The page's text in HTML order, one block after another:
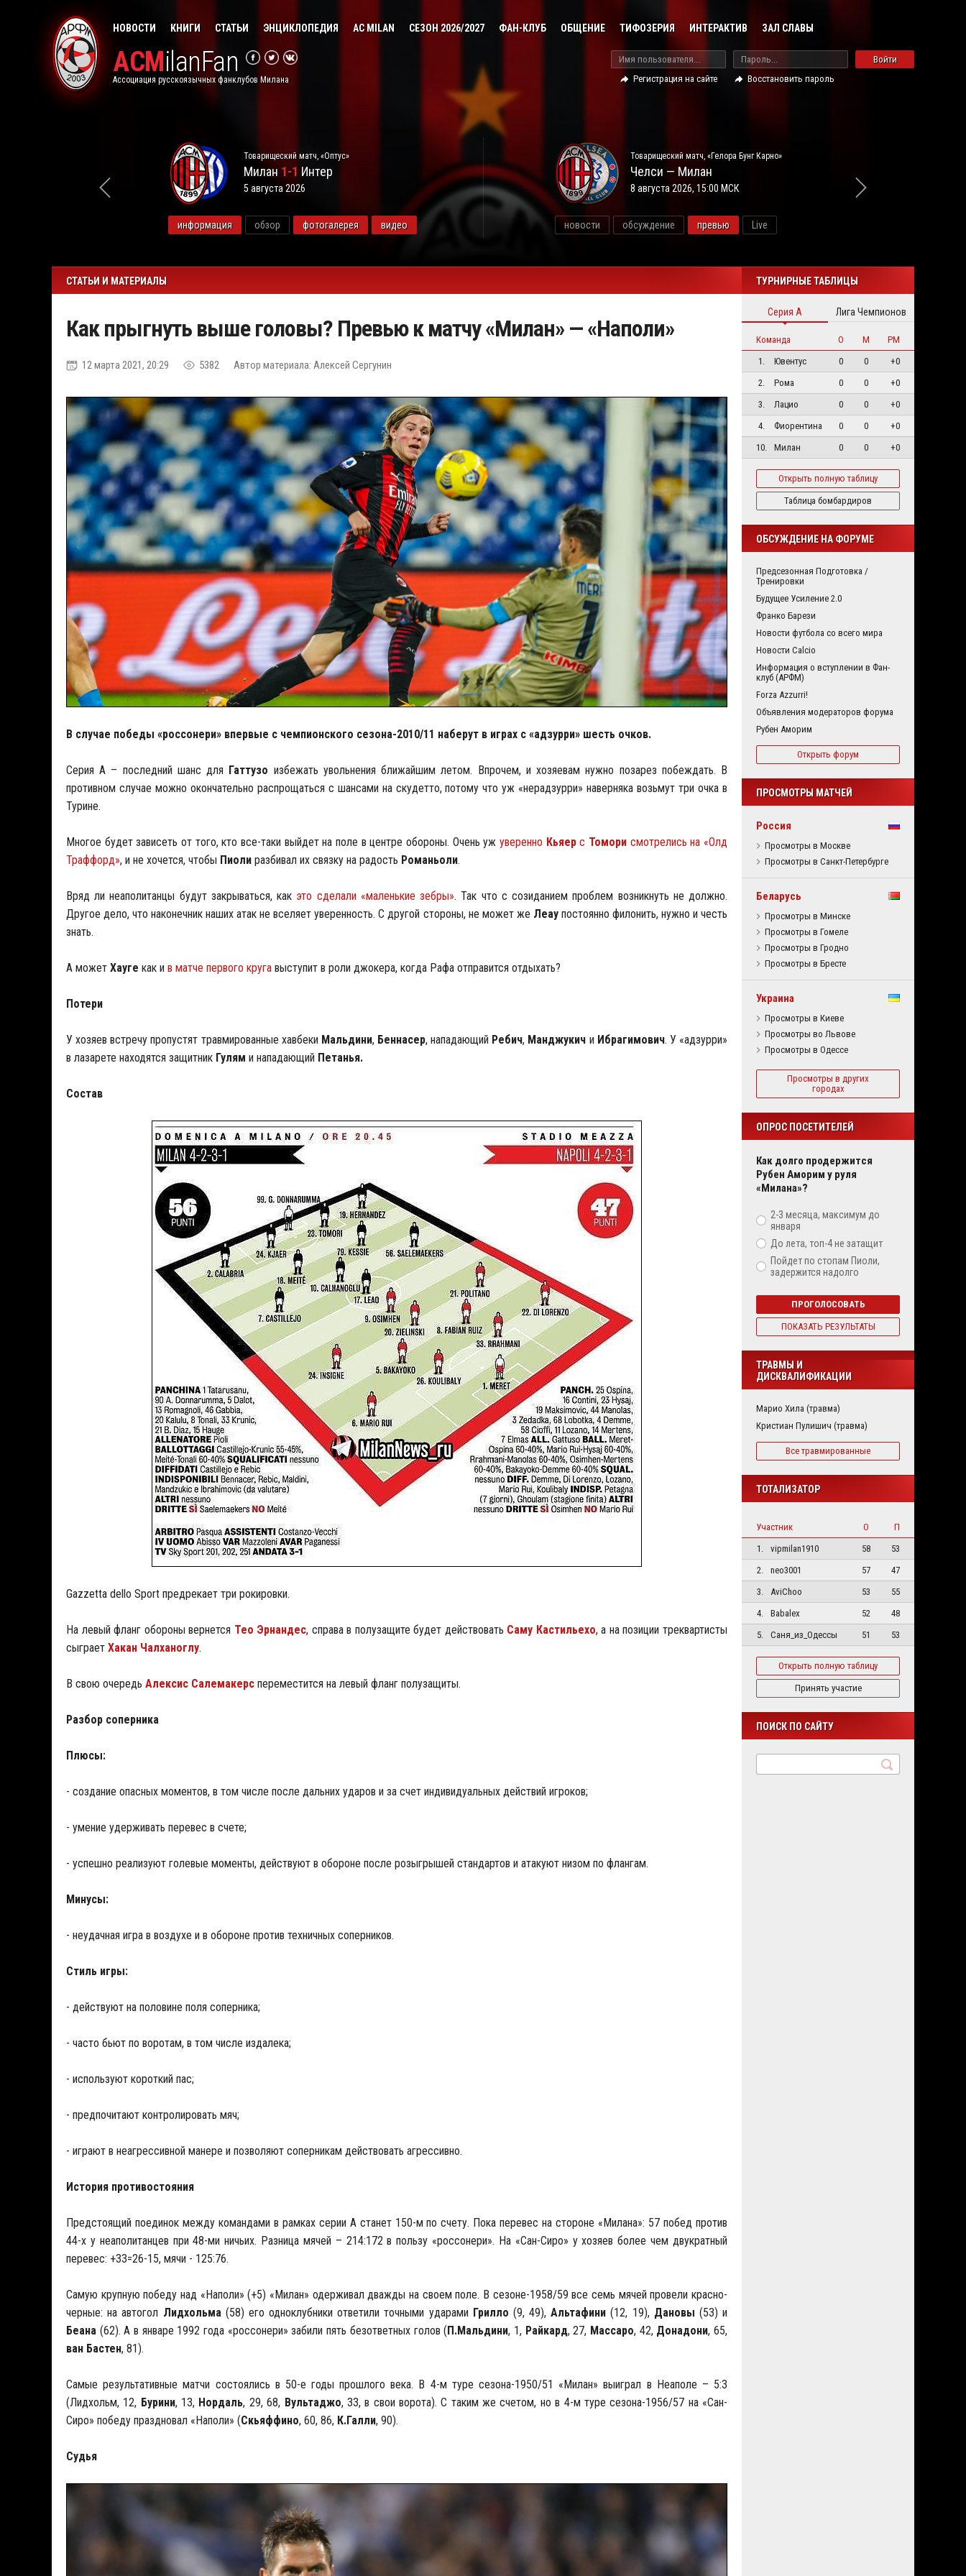
НОВОСТИ КНИГИ СТАТЬИ ЭНЦИКЛОПЕДИЯ AC MILAN СЕЗОН 2026/2027 ФАН-КЛУБ ОБЩЕНИЕ ТИФОЗЕРИЯ ИНТЕРАКТИВ ЗАЛ СЛАВЫ
ACMilanFan
Ассоциация русскоязычных фанклубов Милана
Войти
Регистрация на сайте
Восстановить пароль
Товарищеский матч, «Оптус»
Милан 1-1 Интер
5 августа 2026
информация обзор фотогалерея видео
Товарищеский матч, «Гелора Бунг Карно»
Челси — Милан
8 августа 2026, 15:00 МСК
новости обсуждение превью Live
СТАТЬИ И МАТЕРИАЛЫ
Как прыгнуть выше головы? Превью к матчу «Милан» — «Наполи»
12 марта 2021, 20:29 5382 Автор материала: Алексей Сергунин
В случае победы «россонери» впервые с чемпионского сезона-2010/11 наберут в играх с «адзурри» шесть очков.
Серия А – последний шанс для Гаттузо избежать увольнения ближайшим летом. Впрочем, и хозяевам нужно позарез побеждать. В
противном случае можно окончательно распрощаться с шансами на скудетто, потому что уж «нерадзурри» наверняка возьмут три очка в
Турине.
Многое будет зависеть от того, кто все-таки выйдет на поле в центре обороны. Очень уж уверенно Кьяерс Томори смотрелись на «Олд
Траффорд», и не хочется, чтобы Пиоли разбивал их связку на радость Романьоли.
Вряд ли неаполитанцы будут закрываться, как это сделали «маленькие зебры». Так что с созиданием проблем возникнуть не должно.
Другое дело, что наконечник наших атак не вселяет уверенность. С другой стороны, не может же Леау постоянно филонить, нужно и честь
знать.
А может Хауге как и в матче первого круга выступит в роли джокера, когда Рафа отправится отдыхать?
Потери
У хозяев встречу пропустят травмированные хавбеки Мальдини, Беннасер, нападающий Ребич, Манджукич и Ибрагимович. У «адзурри»
в лазарете находятся защитник Гулям и нападающий Петанья.
Состав
Gazzetta dello Sport предрекает три рокировки.
На левый фланг обороны вернется Тео Эрнандес, справа в полузащите будет действовать Саму Кастильехо, а на позиции треквартисты
сыграет Хакан Чалханоглу.
В свою очередь Алексис Салемакерс переместится на левый фланг полузащиты.
Разбор соперника
Плюсы:
- создание опасных моментов, в том числе после дальних ударов и за счет индивидуальных действий игроков;
- умение удерживать перевес в счете;
- успешно реализуют голевые моменты, действуют в обороне после розыгрышей стандартов и атакуют низом по флангам.
Минусы:
- неудачная игра в воздухе и в обороне против техничных соперников.
Стиль игры:
- действуют на половине поля соперника;
- часто бьют по воротам, в том числе издалека;
- используют короткий пас;
- предпочитают контролировать мяч;
- играют в неагрессивной манере и позволяют соперникам действовать агрессивно.
История противостояния
Предстоящий поединок между командами в рамках серии А станет 150-м по счету. Пока перевес на стороне «Милана»: 57 побед против
44-х у неаполитанцев при 48-ми ничьих. Разница мячей – 214:172 в пользу «россонери». На «Сан-Сиро» у хозяев более чем двукратный
перевес: +33=26-15, мячи - 125:76.
Самую крупную победу над «Наполи» (+5) «Милан» одерживал дважды на своем поле. В сезоне-1958/59 все семь мячей провели красно-
черные: на автогол Лидхольма (58) его одноклубники ответили точными ударами Грилло (9, 49),Альтафини (12, 19), Дановы (53) и
Беана (62). А в январе 1992 года «россонери» забили пять безответных голов (П.Мальдини, 1, Райкард, 27, Массаро, 42, Донадони, 65,
ван Бастен, 81).
Самые результативные матчи состоялись в 50-е годы прошлого века. В 4-м туре сезона-1950/51 «Милан» выиграл в Неаполе – 5:3
(Лидхольм, 12, Бурини, 13, Нордаль, 29, 68, Вультаджо, 33, в свои ворота). С таким же счетом, но в 4-м туре сезона-1956/57 на «Сан-
Сиро» победу праздновал «Наполи» (Скьяффино, 60, 86, К.Галли, 90).
Судья
ТУРНИРНЫЕ ТАБЛИЦЫ
Серия А Лига Чемпионов
Команда О М
РМ
1.
Ювентус 0 0
+0
2.
Рома 0 0
+0
3.
Лацио 0 0
+0
4.
Фиорентина 0 0
+0
10.
Милан 0 0 +0
Открыть полную таблицу
Таблица бомбардиров
ОБСУЖДЕНИЕ НА ФОРУМЕ
Предсезонная Подготовка /
Тренировки
Будущее Усиление 2.0
Франко Барези
Новости футбола со всего мира
Новости Calcio
Информация о вступлении в Фан-
клуб (АРФМ)
Forza Azzurri!
Объявления модераторов форума
Рубен Аморим
Открыть форум
ПРОСМОТРЫ МАТЧЕЙ
Россия
Просмотры в Москве
Просмотры в Санкт-Петербурге
Беларусь
Просмотры в Минске
Просмотры в Гомеле
Просмотры в Гродно
Просмотры в Бресте
Украина
Просмотры в Киеве
Просмотры во Львове
Просмотры в Одессе
Просмотры в других
городах
ОПРОС ПОСЕТИТЕЛЕЙ
Как долго продержится
Рубен Аморим у руля
«Милана»?
2-3 месяца, максимум до
января
До лета, топ-4 не затащит
Пойдет по стопам Пиоли,
задержится надолго
ПРОГОЛОСОВАТЬ
ПОКАЗАТЬ РЕЗУЛЬТАТЫ
ТРАВМЫ И
ДИСКВАЛИФИКАЦИИ
Марио Хила (травма)
Кристиан Пулишич (травма)
Все травмированные
ТОТАЛИЗАТОР
Участник О
П
1.
vipmilan1910 58
53
2.
neo3001 57
47
3.
AviChoo 53
55
4.
Babalex 52
48
5.
Саня_из_Одессы 51 53
Открыть полную таблицу
Принять участие
ПОИСК ПО САЙТУ